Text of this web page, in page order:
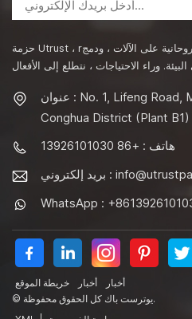
حزمة Utrust ، rاعتناق طبيعة الناس ، وإضفاء الروحانية على الآلات ، ودمج
عنوان : No. 1, Lifeng Road, Mingzhu Industrial Park,
Conghua District (Plant B1)
هاتف : +86 13926101030
بريد إلكتروني :
WhatsApp :
خريطة الموقع أخبار
أخبار
© يوترست باك كل الحقوق محفوظة.